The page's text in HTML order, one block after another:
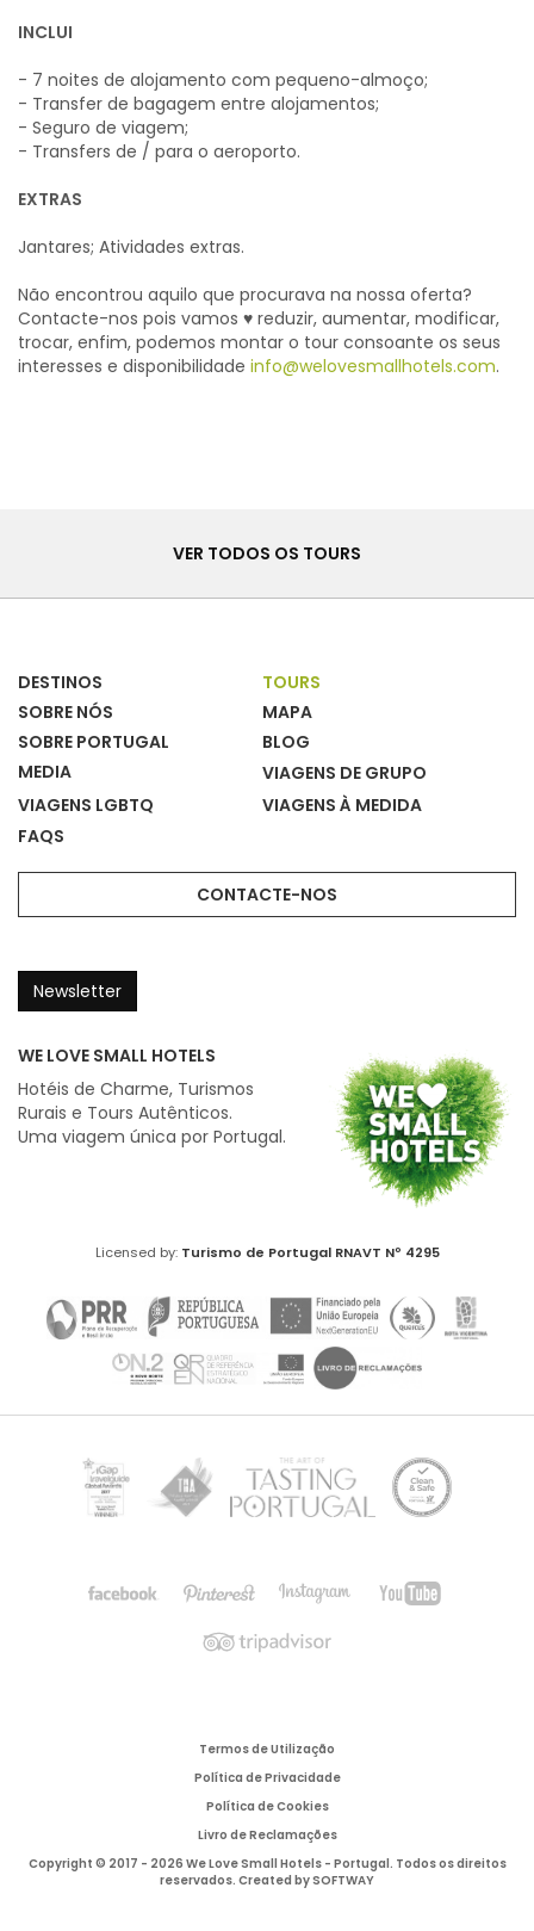
INCLUI
- 7 noites de alojamento com pequeno-almoço;
- Transfer de bagagem entre alojamentos;
- Seguro de viagem;
- Transfers de / para o aeroporto.
EXTRAS
Jantares; Atividades extras.
Não encontrou aquilo que procurava na nossa oferta?
Contacte-nos pois vamos ♥ reduzir, aumentar, modificar,
trocar, enfim, podemos montar o tour consoante os seus
interesses e disponibilidade info@welovesmallhotels.com.
VER TODOS OS TOURS
DESTINOS
TOURS
SOBRE NÓS
MAPA
SOBRE PORTUGAL
BLOG
MEDIA
VIAGENS DE GRUPO
VIAGENS LGBTQ
VIAGENS À MEDIDA
FAQS
CONTACTE-NOS
Newsletter
WE LOVE SMALL HOTELS
Hotéis de Charme, Turismos
Rurais e Tours Autênticos.
Uma viagem única por Portugal.
Licensed by: Turismo de Portugal RNAVT Nº 4295
Termos de Utilização
Política de Privacidade
Política de Cookies
Livro de Reclamações
Copyright © 2017 - 2026 We Love Small Hotels - Portugal. Todos os direitos
reservados. Created bySOFTWAY